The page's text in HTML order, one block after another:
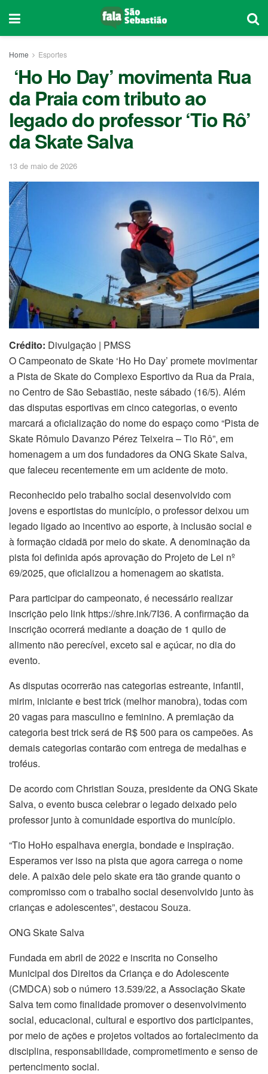
Home Esportes
‘Ho Ho Day’ movimenta Rua
da Praia com tributo ao
legado do professor ‘Tio Rô’
da Skate Salva
13 de maio de 2026
Crédito: Divulgação | PMSS
O Campeonato de Skate ‘Ho Ho Day’ promete movimentar
a Pista de Skate do Complexo Esportivo da Rua da Praia,
no Centro de São Sebastião, neste sábado (16/5). Além
das disputas esportivas em cinco categorias, o evento
marcará a oficialização do nome do espaço como “Pista de
Skate Rômulo Davanzo Pérez Teixeira – Tio Rô”, em
homenagem a um dos fundadores da ONG Skate Salva,
que faleceu recentemente em um acidente de moto.
Reconhecido pelo trabalho social desenvolvido com
jovens e esportistas do município, o professor deixou um
legado ligado ao incentivo ao esporte, à inclusão social e
à formação cidadã por meio do skate. A denominação da
pista foi definida após aprovação do Projeto de Lei nº
69/2025, que oficializou a homenagem ao skatista.
Para participar do campeonato, é necessário realizar
inscrição pelo link https://shre.ink/7I36. A confirmação da
inscrição ocorrerá mediante a doação de 1 quilo de
alimento não perecível, exceto sal e açúcar, no dia do
evento.
As disputas ocorrerão nas categorias estreante, infantil,
mirim, iniciante e best trick (melhor manobra), todas com
20 vagas para masculino e feminino. A premiação da
categoria best trick será de R$ 500 para os campeões. As
demais categorias contarão com entrega de medalhas e
troféus.
De acordo com Christian Souza, presidente da ONG Skate
Salva, o evento busca celebrar o legado deixado pelo
professor junto à comunidade esportiva do município.
“Tio HoHo espalhava energia, bondade e inspiração.
Esperamos ver isso na pista que agora carrega o nome
dele. A paixão dele pelo skate era tão grande quanto o
compromisso com o trabalho social desenvolvido junto às
crianças e adolescentes”, destacou Souza.
ONG Skate Salva
Fundada em abril de 2022 e inscrita no Conselho
Municipal dos Direitos da Criança e do Adolescente
(CMDCA) sob o número 13.539/22, a Associação Skate
Salva tem como finalidade promover o desenvolvimento
social, educacional, cultural e esportivo dos participantes,
por meio de ações e projetos voltados ao fortalecimento da
disciplina, responsabilidade, comprometimento e senso de
pertencimento social.